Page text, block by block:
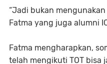
“Jadi bukan
Fatma yang juga alumni
Fatma mengharapkan,
telah mengikuti TOT